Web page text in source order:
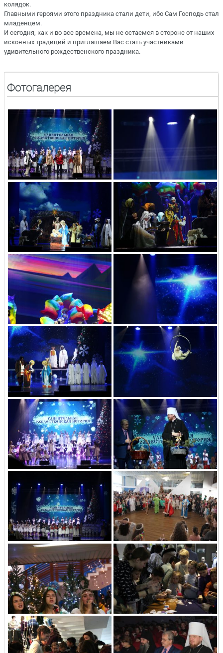
колядок.
Главными героями этого праздника стали дети, ибо Сам Господь стал
младенцем.
И сегодня, как и во все времена, мы не остаемся в стороне от наших
исконных традиций и приглашаем Вас стать участниками
удивительного рождественского праздника.
Фотогалерея